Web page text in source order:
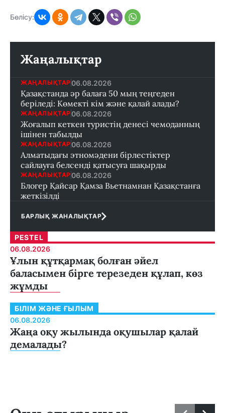
Бөлісу:
Жаңалықтар
ЖАҢАЛЫҚТАР 06.08.2026
Қазақстанда әр балаға 50 мың теңгеден
беріледі: Көмекті кім және қалай алады?
ЖАҢАЛЫҚТАР 06.08.2026
Жоғалып кеткен туристің денесі чемоданның
ішінен табылды
ЖАҢАЛЫҚТАР 06.08.2026
Алматыдағы этномәдени бірлестіктер
сайлауға белсенді қатысуға шақырды
ЖАҢАЛЫҚТАР 06.08.2026
Блогер Қайсар Қамза Вьетнамнан Қазақстанға
жеткізілді
БАРЛЫҚ ЖАНАЛЫҚТАР
PESTEL
06.08.2026
Ұлын құтқармақ болған әйел
баласымен бірге терезеден құлап, көз
жұмды
БІЛІМ ЖӘНЕ ҒЫЛЫМ
06.08.2026
Жаңа оқу жылында оқушылар қалай
демалады?